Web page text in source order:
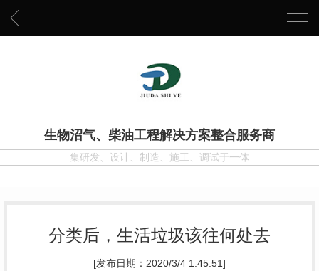
生物沼气、柴油工程解决方案整合服务商
集研发、设计、制造、施工、调试于一体
分类后，生活垃圾该往何处去
[发布日期：2020/3/4 1:45:51]